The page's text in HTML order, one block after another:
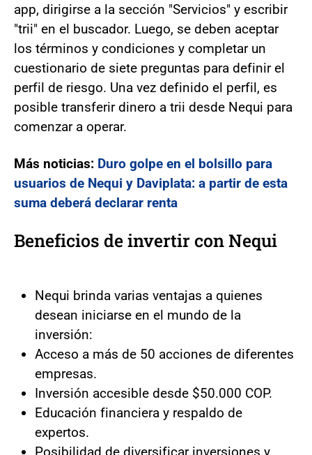
app, dirigirse a la sección "Servicios" y escribir
"trii" en el buscador. Luego, se deben aceptar
los términos y condiciones y completar un
cuestionario de siete preguntas para definir el
perfil de riesgo. Una vez definido el perfil, es
posible transferir dinero a trii desde Nequi para
comenzar a operar.
Más noticias: Duro golpe en el bolsillo para
usuarios de Nequi y Daviplata: a partir de esta
suma deberá declarar renta
Beneficios de invertir con Nequi
Nequi brinda varias ventajas a quienes
desean iniciarse en el mundo de la
inversión:
Acceso a más de 50 acciones de diferentes
empresas.
Inversión accesible desde $50.000 COP.
Educación financiera y respaldo de
expertos.
Posibilidad de diversificar inversiones y